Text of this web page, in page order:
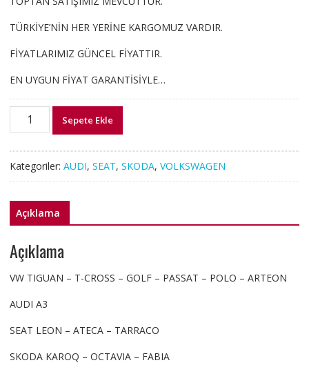
TÜRKİYE’NİN HER YERİNE KARGOMUZ VARDIR.
FİYATLARIMIZ GÜNCEL FİYATTIR.
EN UYGUN FİYAT GARANTİSİYLE…
5Q0127400J
5Q0127399AQ
GOLF
FİLTRESİ
KOMPLE
Sepete Ekle
Kategoriler: AUDI, SEAT, SKODA, VOLKSWAGEN
Açıklama
Açıklama
VW TIGUAN – T-CROSS – GOLF – PASSAT – POLO – ARTEON
AUDI A3
SEAT LEON – ATECA – TARRACO
SKODA KAROQ – OCTAVIA – FABIA